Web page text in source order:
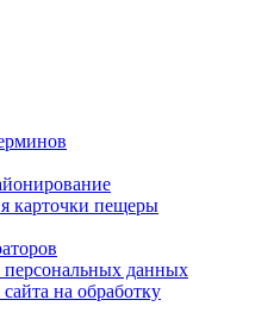
карточки пещеры
данных
на обработку